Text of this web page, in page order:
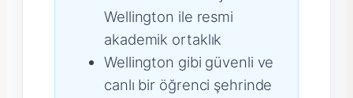
Wellington ile resmi
akademik ortaklık
Wellington gibi güvenli ve
canlı bir öğrenci şehrinde